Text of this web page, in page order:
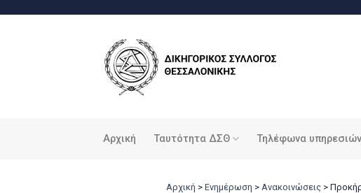
Αρχική Ταυτότητα ΔΣΘ Τηλέφωνα υπηρεσιών
Αρχική > Ενημέρωση > Ανακοινώσεις >